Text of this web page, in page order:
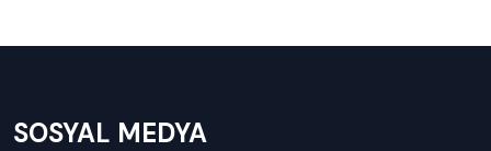
SOSYAL MEDYA